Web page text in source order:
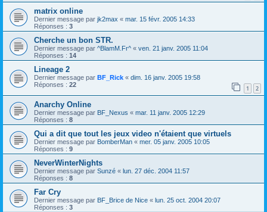
matrix online
Dernier message par jk2max « mar. 15 févr. 2005 14:33
Réponses : 3
Cherche un bon STR.
Dernier message par ^BlamM.Fr^ « ven. 21 janv. 2005 11:04
Réponses : 14
Lineage 2
Dernier message par BF_Rick « dim. 16 janv. 2005 19:58
Réponses : 22 1 2
Anarchy Online
Dernier message par BF_Nexus « mar. 11 janv. 2005 12:29
Réponses : 8
Qui a dit que tout les jeux video n'étaient que virtuels
Dernier message par BomberMan « mer. 05 janv. 2005 10:05
Réponses : 9
NeverWinterNights
Dernier message par Sunzé « lun. 27 déc. 2004 11:57
Réponses : 8
Far Cry
Dernier message par BF_Brice de Nice « lun. 25 oct. 2004 20:07
Réponses : 3